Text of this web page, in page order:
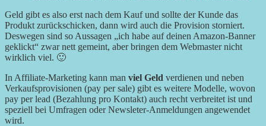
Geld gibt es also erst nach dem Kauf und sollte der Kunde das
Produkt zurückschicken, dann wird auch die Provision storniert.
Deswegen sind so Aussagen
ich habe auf deinen Amazon-Banner
geklickt
zwar nett gemeint, aber bringen dem Webmaster nicht
wirklich viel. 🙂
In Affiliate-Marketing kann man viel Geld verdienen und neben
Verkaufsprovisionen (pay per sale) gibt es weitere Modelle, wovon
pay per lead (Bezahlung pro Kontakt) auch recht verbreitet ist und
speziell bei Umfragen oder Newsleter-Anmeldungen angewendet
wird.